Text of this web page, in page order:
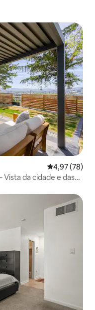
4,97 de uma
4,97 (78)
Vista da cidade e das